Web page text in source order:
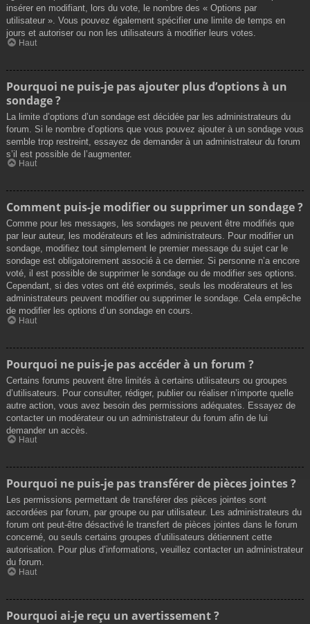
insérer en modifiant, lors du vote, le nombre des « Options par
utilisateur ». Vous pouvez également spécifier une limite de temps en
jours et autoriser ou non les utilisateurs à modifier leurs votes.
Haut
Pourquoi ne puis-je pas ajouter plus d’options à un
sondage ?
La limite d’options d’un sondage est décidée par les administrateurs du
forum. Si le nombre d’options que vous pouvez ajouter à un sondage vous
semble trop restreint, essayez de demander à un administrateur du forum
s’il est possible de l’augmenter.
Haut
Comment puis-je modifier ou supprimer un sondage ?
Comme pour les messages, les sondages ne peuvent être modifiés que
par leur auteur, les modérateurs et les administrateurs. Pour modifier un
sondage, modifiez tout simplement le premier message du sujet car le
sondage est obligatoirement associé à ce dernier. Si personne n’a encore
voté, il est possible de supprimer le sondage ou de modifier ses options.
Cependant, si des votes ont été exprimés, seuls les modérateurs et les
administrateurs peuvent modifier ou supprimer le sondage. Cela empêche
de modifier les options d’un sondage en cours.
Haut
Pourquoi ne puis-je pas accéder à un forum ?
Certains forums peuvent être limités à certains utilisateurs ou groupes
d’utilisateurs. Pour consulter, rédiger, publier ou réaliser n’importe quelle
autre action, vous avez besoin des permissions adéquates. Essayez de
contacter un modérateur ou un administrateur du forum afin de lui
demander un accès.
Haut
Pourquoi ne puis-je pas transférer de pièces jointes ?
Les permissions permettant de transférer des pièces jointes sont
accordées par forum, par groupe ou par utilisateur. Les administrateurs du
forum ont peut-être désactivé le transfert de pièces jointes dans le forum
concerné, ou seuls certains groupes d’utilisateurs détiennent cette
autorisation. Pour plus d’informations, veuillez contacter un administrateur
du forum.
Haut
Pourquoi ai-je reçu un avertissement ?